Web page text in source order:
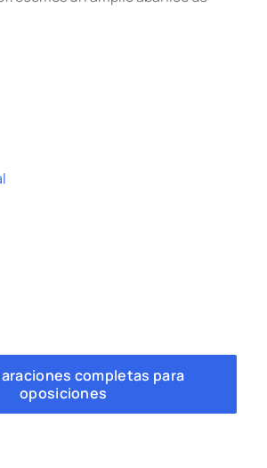
completas para
oposiciones